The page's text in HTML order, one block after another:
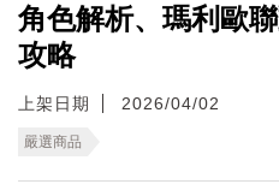
角色解析、瑪利歐
攻略
上架日期 2026/04/02
嚴選商品